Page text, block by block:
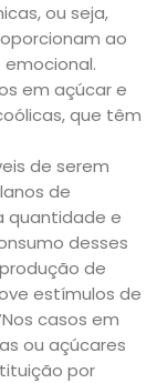
ou seja,
ao
em açúcar e
que têm
de serem
de
quantidade e
desses
de
estímulos de
casos em
ou açúcares
por